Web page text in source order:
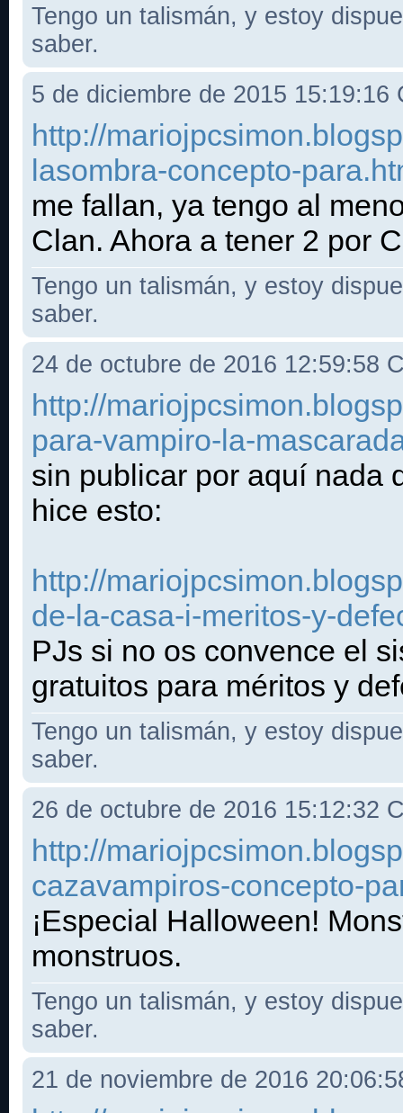
Tengo un talismán, y estoy
saber.
5 de diciembre de 2015 15:19:16
http://
lasombra-concepto-
me fallan, ya tengo al
Clan. Ahora a tener 2 por
Tengo un talismán, y estoy
saber.
24 de octubre de 2016 12:59:58
http://
para-vampiro-la-
sin publicar por aquí nada
hice esto:
http://
de-la-casa-i-meritos-y-
PJs si no os convence el
gratuitos para méritos y
Tengo un talismán, y estoy
saber.
26 de octubre de 2016 15:12:32
http://
cazavampiros-concepto-
¡Especial Halloween!
monstruos.
Tengo un talismán, y estoy
saber.
21 de noviembre de 2016